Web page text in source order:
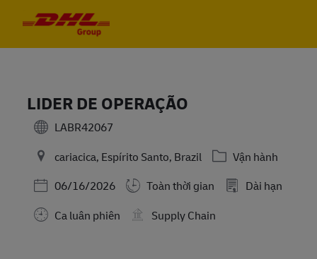
LIDER DE OPERAÇÃO
LABR42067
cariacica, Espírito Santo, Brazil
Danh mục
Vận hành
Posted Date
06/16/2026 Toàn thời gian
Dài hạn
Ca luân phiên
Supply Chain